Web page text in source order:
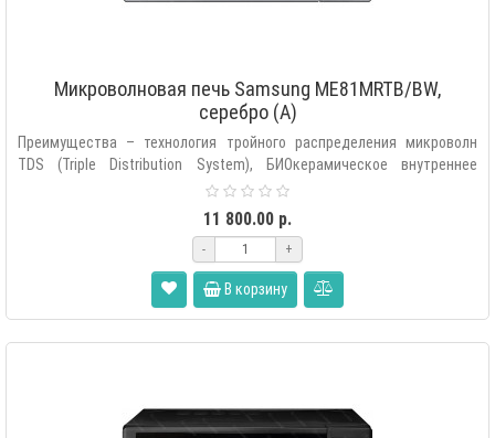
Микроволновая печь Samsung ME81MRTB/BW,
серебро (A)
Преимущества – технология тройного распределения микроволн
TDS (Triple Distribution System), БИОкерамическое внутреннее
11 800.00 р.
- +
В корзину